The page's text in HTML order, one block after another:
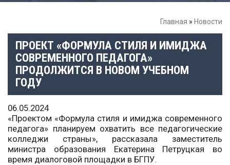
Главная » Новости
ПРОЕКТ «ФОРМУЛА СТИЛЯ И ИМИДЖА
СОВРЕМЕННОГО ПЕДАГОГА»
ПРОДОЛЖИТСЯ В НОВОМ УЧЕБНОМ
ГОДУ
06.05.2024
«Проектом «Формула стиля и имиджа современного
педагога» планируем охватить все педагогические
колледжи страны», рассказала заместитель
министра образования Екатерина Петруцкая во
время диалоговой площадки в БГПУ.